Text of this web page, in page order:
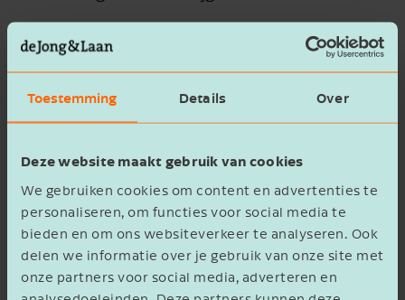
Toestemming Details Over
Deze website maakt gebruik van cookies
We gebruiken cookies om content en advertenties te
personaliseren, om functies voor social media te
bieden en om ons websiteverkeer te analyseren. Ook
delen we informatie over je gebruik van onze site met
onze partners voor social media, adverteren en
Let op!De overgangsregeling is gekoppeld aan
de personenauto. Dus ook als een werkgever de
auto na 1 januari 2027 ter beschikking stelt aan
de overgangsregeling gelden.
12% van de (catalogus)waarde
De 12% pseudo-eindheffing wordt straks
BELASTING OP FOSSIELE
PERSONENAUTO’S VANAF
2027"
Voornaam
Achternaam